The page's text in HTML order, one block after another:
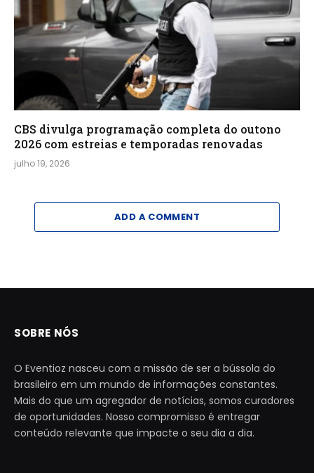
CBS divulga programação completa do outono
2026 com estreias e temporadas renovadas
julho 19, 2026
ADD A COMMENT
SOBRE NÓS
O Eventioz nasceu com a missão de ser a bússola do
brasileiro em um mundo de informações constantes.
Mais do que um agregador de notícias, somos curadores
de oportunidades. Nosso compromisso é entregar
conteúdo relevante que impacte o seu dia a dia.